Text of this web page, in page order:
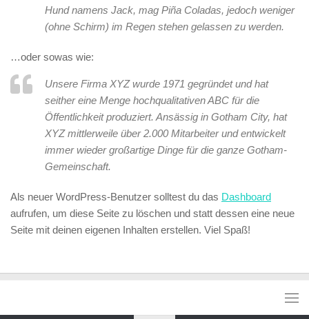
Hund namens Jack, mag Piña Coladas, jedoch weniger
(ohne Schirm) im Regen stehen gelassen zu werden.
…oder sowas wie:
Unsere Firma XYZ wurde 1971 gegründet und hat
seither eine Menge hochqualitativen ABC für die
Öffentlichkeit produziert. Ansässig in Gotham City, hat
XYZ mittlerweile über 2.000 Mitarbeiter und entwickelt
immer wieder großartige Dinge für die ganze Gotham-
Gemeinschaft.
Als neuer WordPress-Benutzer solltest du das Dashboard
aufrufen, um diese Seite zu löschen und statt dessen eine neue
Seite mit deinen eigenen Inhalten erstellen. Viel Spaß!